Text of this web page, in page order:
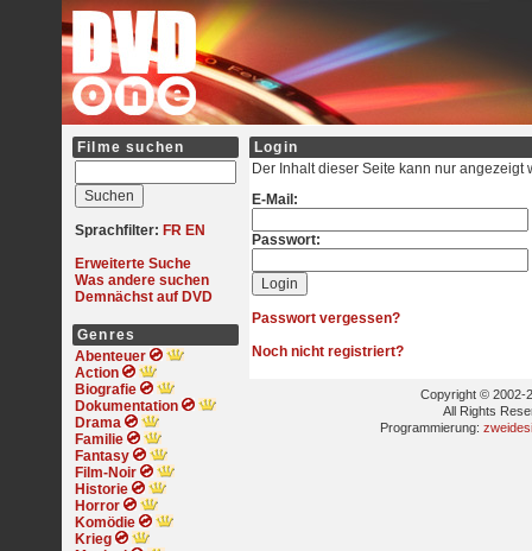
Filme suchen
Sprachfilter: FR EN
Erweiterte Suche
Was andere suchen
Demnächst auf DVD
Genres
Abenteuer
Action
Biografie
Dokumentation
Drama
Familie
Fantasy
Film-Noir
Historie
Horror
Komödie
Krieg
Login
Der Inhalt dieser Seite kann nur
E-Mail:
Passwort:
Passwort vergessen?
Noch nicht registriert?
Copyright © 2002-
All Rights
Programmierung: